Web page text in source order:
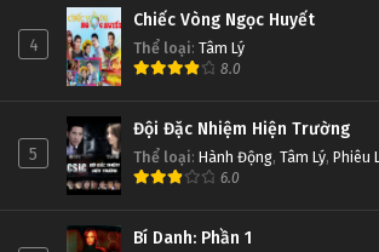
4
Chiếc Vòng Ngọc Huyết
Thể loại: Tâm Lý
8.0
5
Đội Đặc Nhiệm Hiện Trường
Thể loại: Hành Động, Tâm Lý, Phiêu
6.0
Bí Danh: Phần 1